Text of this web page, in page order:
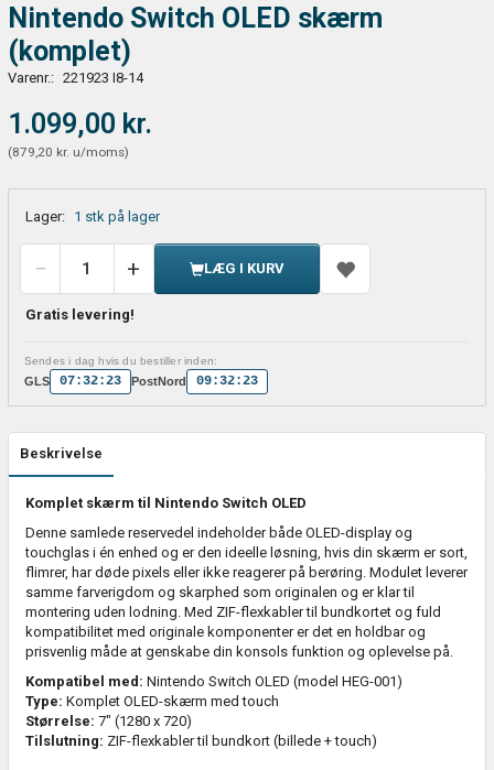
Nintendo Switch OLED skærm
(komplet)
Varenr.: 221923 I8-14
1.099,00 kr.
(879,20 kr. u/moms)
Lager: 1 stk på lager
LÆG I KURV
Gratis levering!
Sendes i dag hvis du bestiller inden:
GLS 07:32:23 PostNord 09:32:23
Beskrivelse
Komplet skærm til Nintendo Switch OLED
Denne samlede reservedel indeholder både OLED-display og
touchglas i én enhed og er den ideelle løsning, hvis din skærm er sort,
flimrer, har døde pixels eller ikke reagerer på berøring. Modulet leverer
samme farverigdom og skarphed som originalen og er klar til
montering uden lodning. Med ZIF-flexkabler til bundkortet og fuld
kompatibilitet med originale komponenter er det en holdbar og
prisvenlig måde at genskabe din konsols funktion og oplevelse på.
Kompatibel med: Nintendo Switch OLED (model HEG-001)
Type: Komplet OLED-skærm med touch
Størrelse: 7" (1280 x 720)
Tilslutning: ZIF-flexkabler til bundkort (billede + touch)